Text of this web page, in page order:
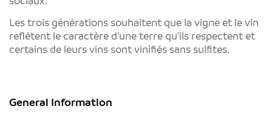
Les trois générations souhaitent que la vigne et le vin
reflètent le caractère d'une terre qu'ils respectent et
certains de leurs vins sont vinifiés sans sulfites.
General Information